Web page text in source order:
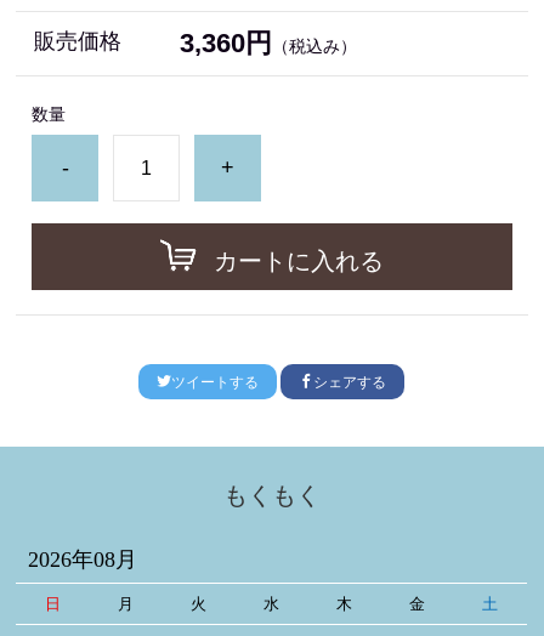
販売価格 3,360円 （税込み）
数量
- +
カートに入れる
ツイートする シェアする
もくもく
2026年08月
日 月 火 水 木 金 土